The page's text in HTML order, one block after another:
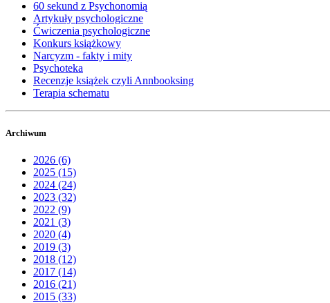
60 sekund z Psychonomią
Artykuły psychologiczne
Ćwiczenia psychologiczne
Konkurs książkowy
Narcyzm - fakty i mity
Psychoteka
Recenzje książek czyli Annbooksing
Terapia schematu
Archiwum
2026 (6)
2025 (15)
2024 (24)
2023 (32)
2022 (9)
2021 (3)
2020 (4)
2019 (3)
2018 (12)
2017 (14)
2016 (21)
2015 (33)